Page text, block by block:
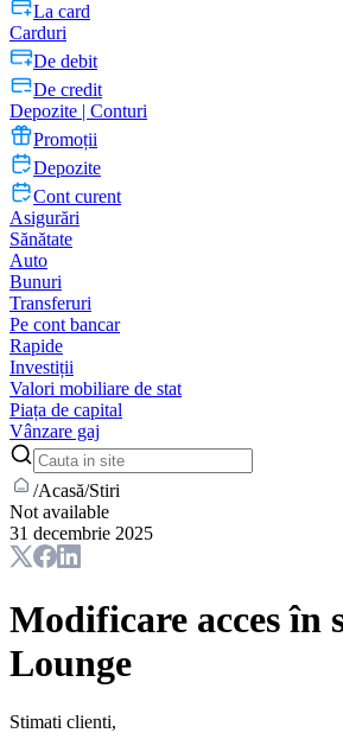
La card
Carduri
De debit
De credit
Depozite | Conturi
Promoții
Depozite
Cont curent
Asigurări
Sănătate
Auto
Bunuri
Transferuri
Pe cont bancar
Rapide
Investiții
Valori mobiliare de stat
Piața de capital
Vânzare gaj
/Acasă/Stiri
Not available
31 decembrie 2025
Modificare acces în
Lounge
Stimati clienti,